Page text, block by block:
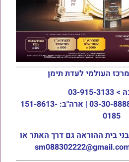
העולמי לעדת תימן
>
03-915-3133
8416* | 03-30-8888-5 | ארה"ב: 151-8613-
0185
בית ההוראה גם דרך האתר או